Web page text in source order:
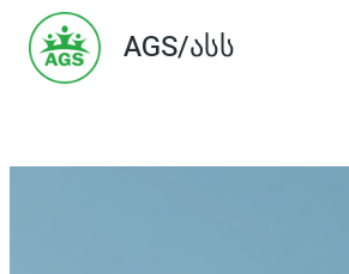
Skip
content
AGS/ასს